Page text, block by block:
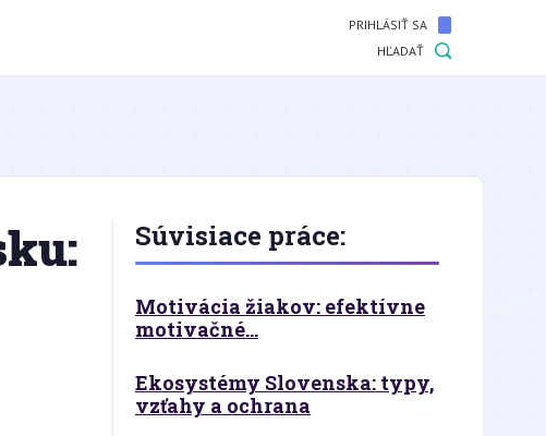
PRIHLÁSIŤ SA
HĽADAŤ
Súvisiace práce:
Motivácia žiakov: efektívne
motivačné...
Ekosystémy Slovenska: typy,
vzťahy a ochrana